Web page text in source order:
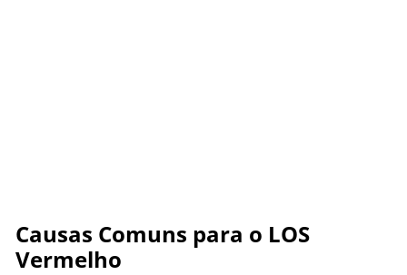
Causas Comuns para o LOS
Vermelho